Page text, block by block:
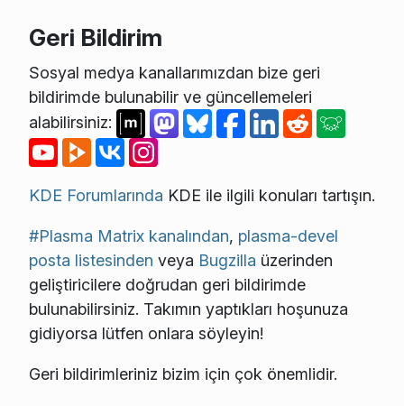
Geri Bildirim
Sosyal medya kanallarımızdan bize geri
bildirimde bulunabilir ve güncellemeleri
alabilirsiniz:
KDE Forumlarında KDE ile ilgili konuları tartışın.
#Plasma Matrix kanalından, plasma-devel
posta listesinden veya Bugzilla üzerinden
geliştiricilere doğrudan geri bildirimde
bulunabilirsiniz. Takımın yaptıkları hoşunuza
gidiyorsa lütfen onlara söyleyin!
Geri bildirimleriniz bizim için çok önemlidir.